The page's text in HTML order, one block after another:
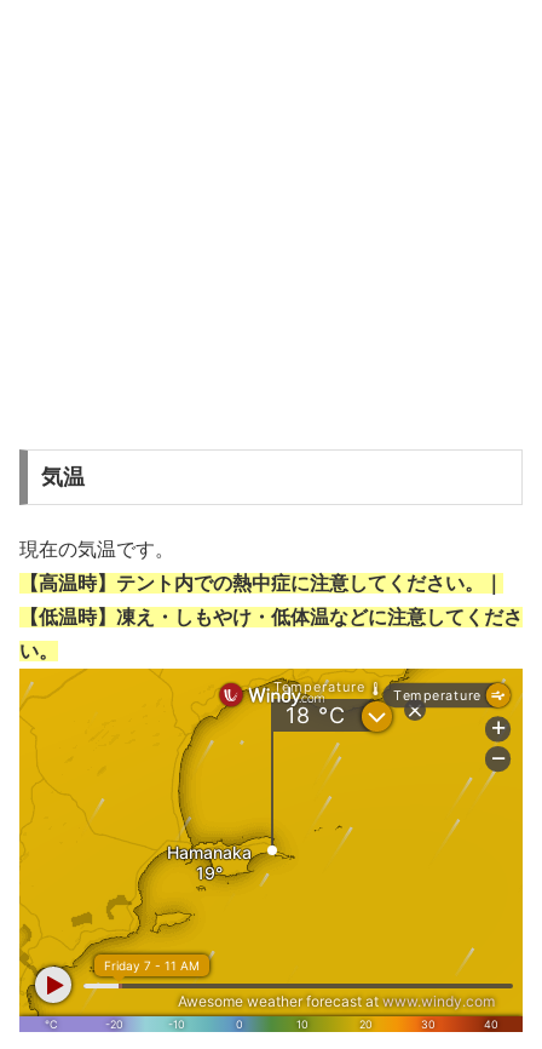
気温
現在の気温です。
【高温時】テント内での熱中症に注意してください。｜
【低温時】凍え・しもやけ・低体温などに注意してくださ
い。